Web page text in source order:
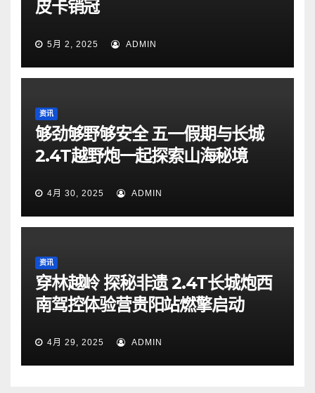
皮卡销冠
5月 2, 2025 ADMIN
资讯
够劲够野够安全 五一假期与长城
2.4T越野炮一起探索山海秘境
4月 30, 2025 ADMIN
资讯
穿林越岭 探秘非遗 2.4T长城炮西
南驾控体验营贵阳站燃擎启动
4月 29, 2025 ADMIN